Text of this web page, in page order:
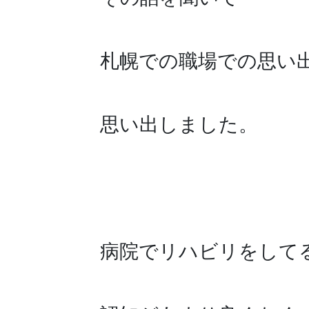
札幌での職場での思い
思い出しました。
病院でリハビリをして